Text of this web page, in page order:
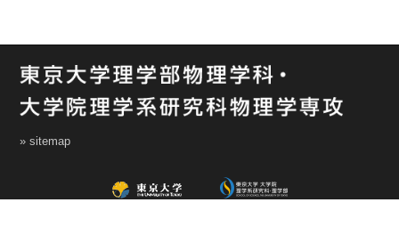
» sitemap